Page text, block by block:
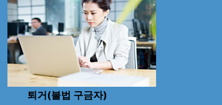
퇴거(불법 구금자)